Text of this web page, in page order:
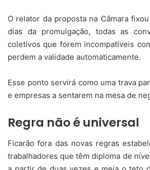
O relator da proposta na Câmara
dias da promulgação, todas as
coletivos que forem incompatíveis
perdem a validade automaticamente.
Esse ponto servirá como uma trava
e empresas a sentarem na mesa de
Regra não é universal
Ficarão fora das novas regras
trabalhadores que têm diploma de